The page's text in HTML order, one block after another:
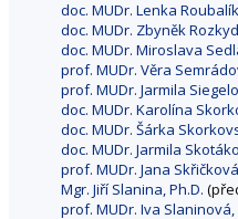
doc. MUDr. Lenka
doc. MUDr. Zbyněk
doc. MUDr. Miroslava
prof. MUDr. Věra
prof. MUDr. Jarmila
doc. MUDr. Karolína
doc. MUDr. Šárka
doc. MUDr. Jarmila
prof. MUDr. Jana
Mgr. Jiří Slanina, Ph.D.
prof. MUDr. Iva Slaninová,